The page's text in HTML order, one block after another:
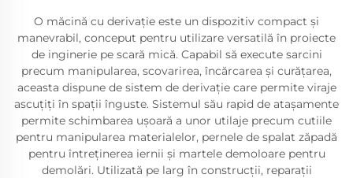
O măcină cu derivație este un dispozitiv compact și
manevrabil, conceput pentru utilizare versatilă în proiecte
de inginerie pe scară mică. Capabil să execute sarcini
precum manipularea, scovarirea, încărcarea și curățarea,
aceasta dispune de sistem de derivație care permite viraje
ascuțiți în spații înguste. Sistemul său rapid de atașamente
permite schimbarea ușoară a unor utilaje precum cutiile
pentru manipularea materialelor, pernele de spalat zăpadă
pentru întreținerea iernii și martele demoloare pentru
demolări. Utilizată pe larg în construcții, reparații